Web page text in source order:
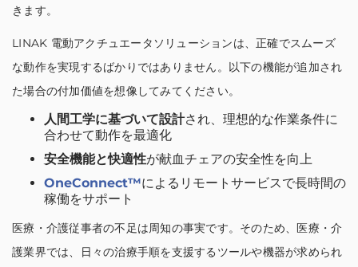
きます。
LINAK 電動アクチュエータソリューションは、正確でスムーズ
な動作を実現するばかりではありません。以下の機能が追加され
た場合の付加価値を想像してみてください。
人間工学に基づいて設計され、理想的な作業条件に
合わせて動作を最適化
安全機能と快適性が献血チェアの安全性を向上
OneConnect™によるリモートサービスで長時間の
稼働をサポート
医療・介護従事者の不足は周知の事実です。そのため、医療・介
護業界では、日々の治療手順を支援するツールや機器が求められ